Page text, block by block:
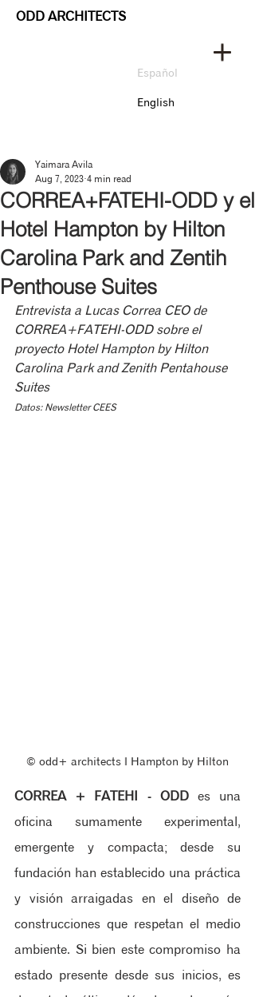
ODD ARCHITECTS
Español
English
CORREA+FATEHI-ODD y el
Hotel Hampton by Hilton
Carolina Park and Zentih
Penthouse Suites
Yaimara Avila
Aug 7, 2023 4 min read
Entrevista a Lucas Correa CEO de
CORREA+FATEHI-ODD sobre el
proyecto Hotel Hampton by Hilton
Carolina Park and Zenith Pentahouse
Suites
Datos: Newsletter CEES
© odd+ architects ‖ Hampton by Hilton
CORREA + FATEHI - ODD es una
oficina sumamente experimental,
emergente y compacta; desde su
fundación han establecido una práctica
y visión arraigadas en el diseño de
construcciones que respetan el medio
ambiente. Si bien este compromiso ha
estado presente desde sus inicios, es